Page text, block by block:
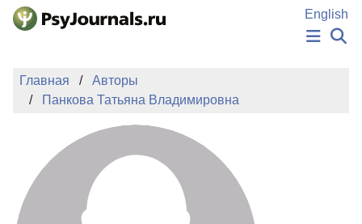
Перейти к основному содержанию
English
ИЗДАНИЯ
АВТОРЫ
ПОДАТЬ РУКОПИСЬ
БАЗА ЗНАНИЙ
КЛЮЧЕВЫЕ СЛОВА
Регистрация
Главная
Авторы
Панкова Татьяна Владимировна